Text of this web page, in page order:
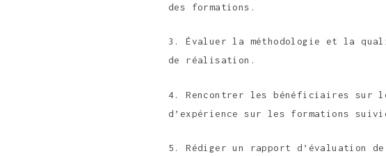
des formations.
3. Évaluer la méthodologie et la
de réalisation.
4. Rencontrer les bénéficiaires sur
d’expérience sur les formations
5. Rédiger un rapport d’évaluation